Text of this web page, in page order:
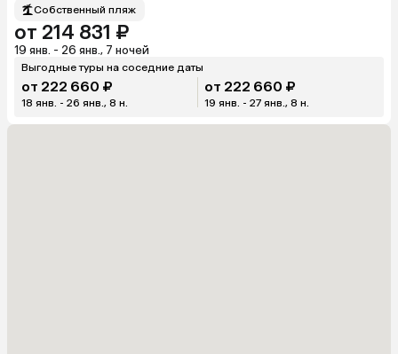
Собственный пляж
от 214 831 ₽
19 янв. - 26 янв., 7 ночей
Выгодные туры на соседние даты
от 222 660 ₽
18 янв. - 26 янв., 8 н.
от 222 660 ₽
19 янв. - 27 янв., 8 н.